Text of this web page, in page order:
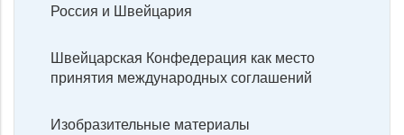
Россия и Швейцария
Швейцарская Конфедерация как место
принятия международных соглашений
Изобразительные материалы